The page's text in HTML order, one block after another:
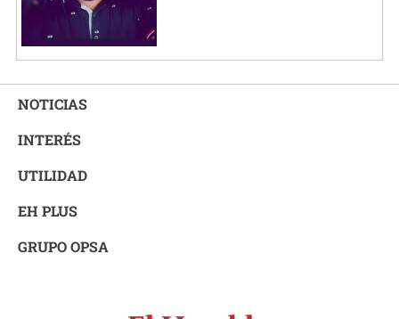
NOTICIAS
INTERÉS
UTILIDAD
EH PLUS
GRUPO OPSA